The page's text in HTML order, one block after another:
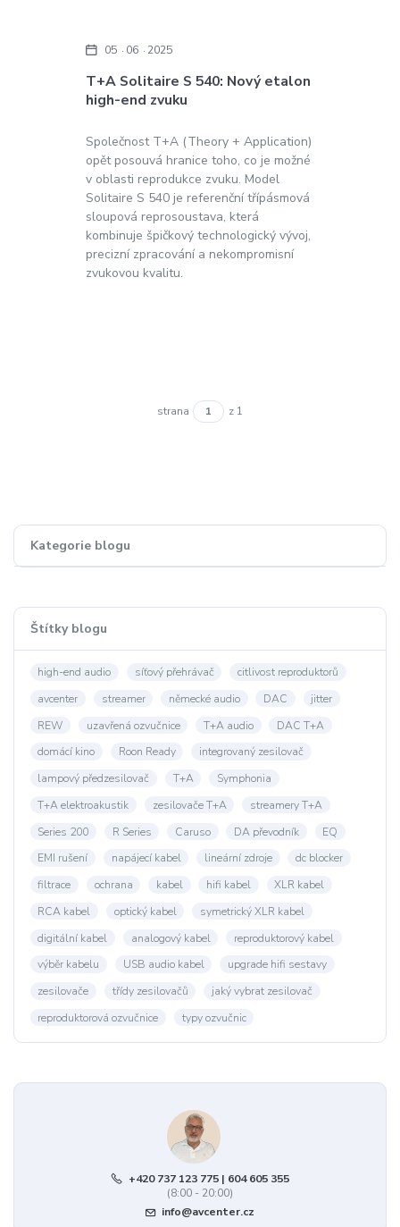
Kategorie blogu
Štítky blogu
high-end audio síťový přehrávač
citlivost reproduktorů
avcenter
streamer německé audio DAC
jitter
REW
uzavřená ozvučnice T+A audio
DAC T+A
domácí kino
Roon Ready
integrovaný zesilovač
lampový předzesilovač
T+A
Symphonia
T+A elektroakustik
zesilovače T+A
streamery T+A
Series 200
R Series Caruso DA převodník
EQ
EMI rušení
napájecí kabel lineární zdroje
dc blocker
filtrace
ochrana kabel hifi kabel
XLR kabel
RCA kabel
optický kabel
symetrický XLR kabel
digitální kabel
analogový kabel
reproduktorový kabel
výběr kabelu
USB audio kabel
upgrade hifi sestavy
zesilovače
třídy zesilovačů
jaký vybrat zesilovač
reproduktorová ozvučnice
typy ozvučnic
+420 737 123 775 | 604 605 355
(8:00 - 20:00)
info@avcenter.cz
T+A Solitaire S 540: Nový etalon
high-end zvuku
05 06 2025
Společnost T+A (Theory + Application)
opět posouvá hranice toho, co je možné
v oblasti reprodukce zvuku. Model
Solitaire S 540 je referenční třípásmová
sloupová reprosoustava, která
kombinuje špičkový technologický vývoj,
precizní zpracování a nekompromisní
zvukovou kvalitu.
strana z 1